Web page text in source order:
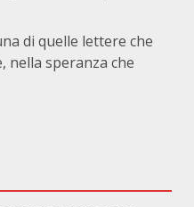
di quelle lettere che
nella speranza che